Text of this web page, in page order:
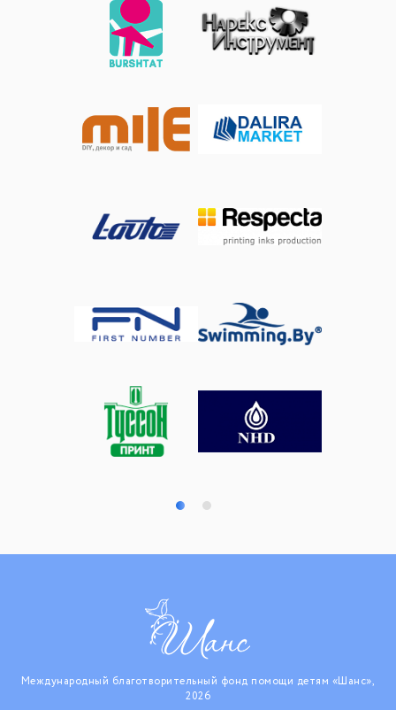
Международный благотворительный фонд помощи детям «Шанс»,
2026